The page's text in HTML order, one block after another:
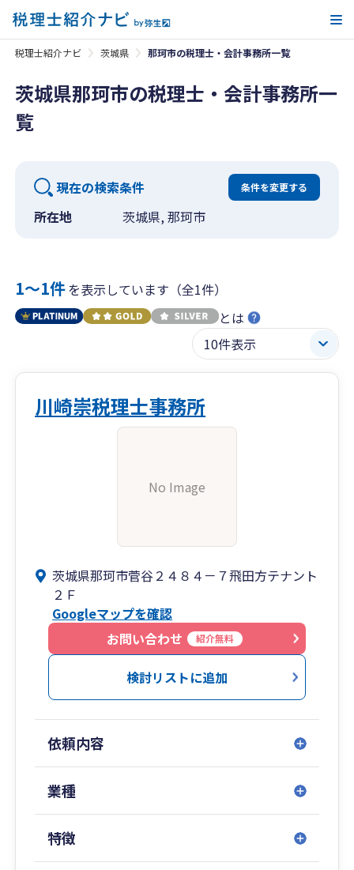
税理士紹介ナビ 茨城県 那珂市の税理士・会計事務所一覧
茨城県那珂市の税理士・会計事務所一
覧
現在の検索条件 条件を変更する
所在地 茨城県, 那珂市
1〜1件を表示しています（全1件）
とは
川崎崇税理士事務所
No Image
茨城県那珂市菅谷２４８４－７飛田方テナント
２Ｆ
Googleマップを確認
お問い合わせ
紹介無料
検討リストに追加
依頼内容
業種
特徴